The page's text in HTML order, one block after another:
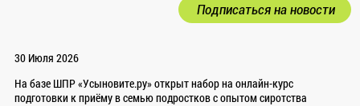
Подписаться на новости
30 Июля 2026
На базе ШПР «Усыновите.ру» открыт набор на онлайн-курс
подготовки к приёму в семью подростков с опытом сиротства